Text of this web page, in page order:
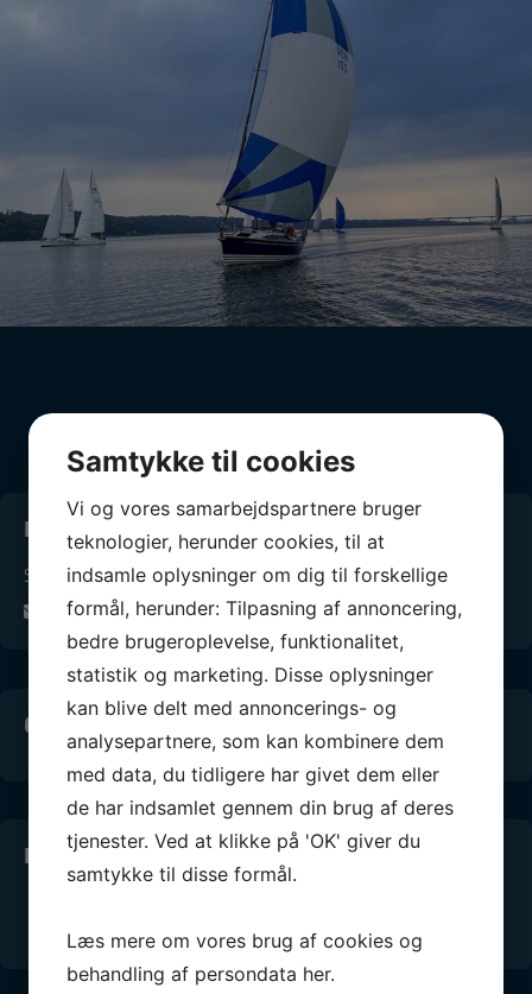
Kontakt os
Sejlklubben Neptun Vejle
info@snv.dk
Conventus medlems-login
Info Vejle Lystbådehavn
Webcams i lystbådehavnen
Samtykke til cookies
Vi og vores samarbejdspartnere bruger
teknologier, herunder cookies, til at
indsamle oplysninger om dig til forskellige
formål, herunder: Tilpasning af annoncering,
bedre brugeroplevelse, funktionalitet,
statistik og marketing. Disse oplysninger
kan blive delt med annoncerings- og
analysepartnere, som kan kombinere dem
med data, du tidligere har givet dem eller
de har indsamlet gennem din brug af deres
tjenester. Ved at klikke på 'OK' giver du
samtykke til disse formål.
Læs mere om vores brug af cookies og
behandling af persondata her.